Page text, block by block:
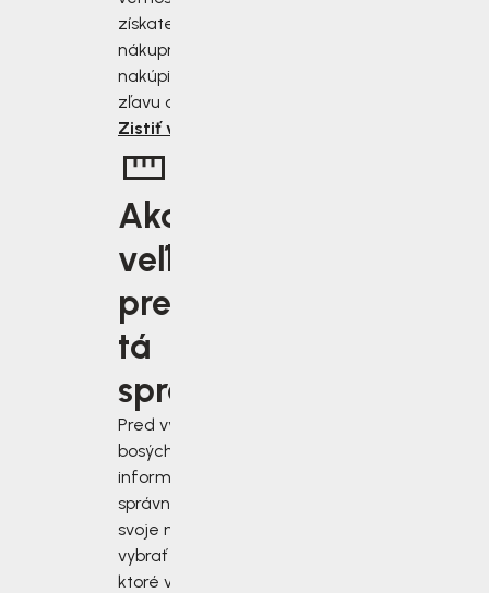
získate zľavu 2 až 10 % z
nákupnej ceny. Čím viac
nakúpite, tým väčšiu
zľavu od nás získate.
Zistiť viac
Aká
veľkosť je
pre vás
tá
správna?
Pred výberom
bosých topánok sa
informujte, ako
správne zmerať
svoje nohy a
vybrať si topánky,
ktoré vám budú